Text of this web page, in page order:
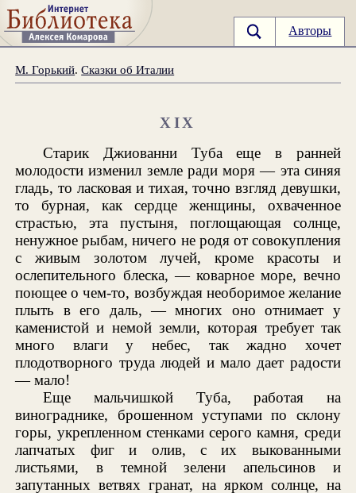
Авторы
М. Горький.Сказки об Италии
XIX
Старик Джиованни Туба еще в ранней
молодости изменил земле ради моря — эта синяя
гладь, то ласковая и тихая, точно взгляд девушки,
то бурная, как сердце женщины, охваченное
страстью, эта пустыня, поглощающая солнце,
ненужное рыбам, ничего не родя от совокупления
с живым золотом лучей, кроме красоты и
ослепительного блеска, — коварное море, вечно
поющее о чем-то, возбуждая необоримое желание
плыть в его даль, — многих оно отнимает у
каменистой и немой земли, которая требует так
много влаги у небес, так жадно хочет
плодотворного труда людей и мало дает радости
— мало!
Еще мальчишкой Туба, работая на
винограднике, брошенном уступами по склону
горы, укрепленном стенками серого камня, среди
лапчатых фиг и олив, с их выкованными
листьями, в темной зелени апельсинов и
запутанных ветвях гранат, на ярком солнце, на